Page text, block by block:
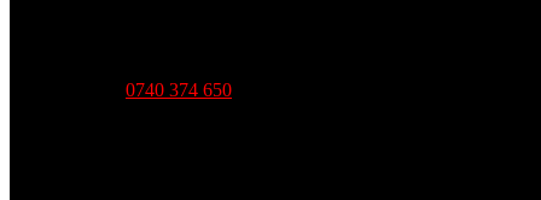
0740 374 650